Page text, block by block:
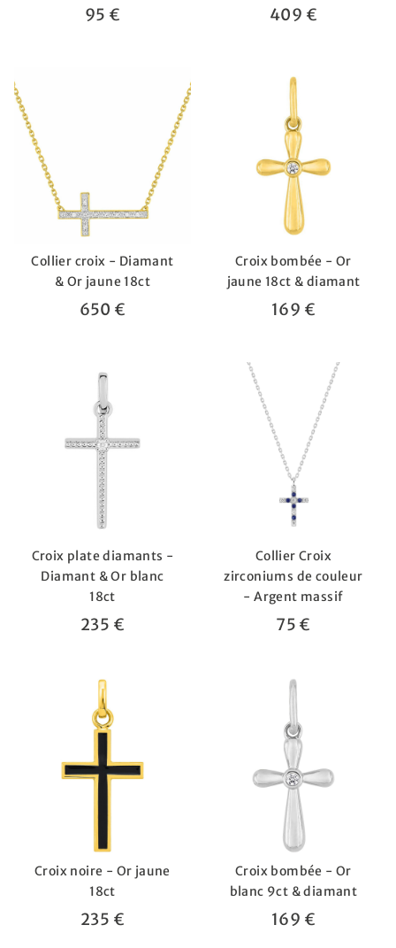
95 € 409 €
Collier croix - Diamant
& Or jaune 18ct
650 €
Croix bombée - Or
jaune 18ct & diamant
169 €
Croix plate diamants -
Diamant & Or blanc
18ct
235 €
Collier Croix
zirconiums de couleur
- Argent massif
75 €
Croix noire - Or jaune
18ct
235 €
Croix bombée - Or
blanc 9ct & diamant
169 €